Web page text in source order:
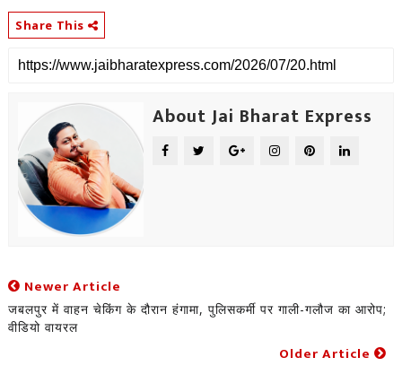
Share This
About Jai Bharat Express
Newer Article
जबलपुर में वाहन चेकिंग के दौरान हंगामा, पुलिसकर्मी पर गाली-गलौज का आरोप;
वीडियो वायरल
Older Article